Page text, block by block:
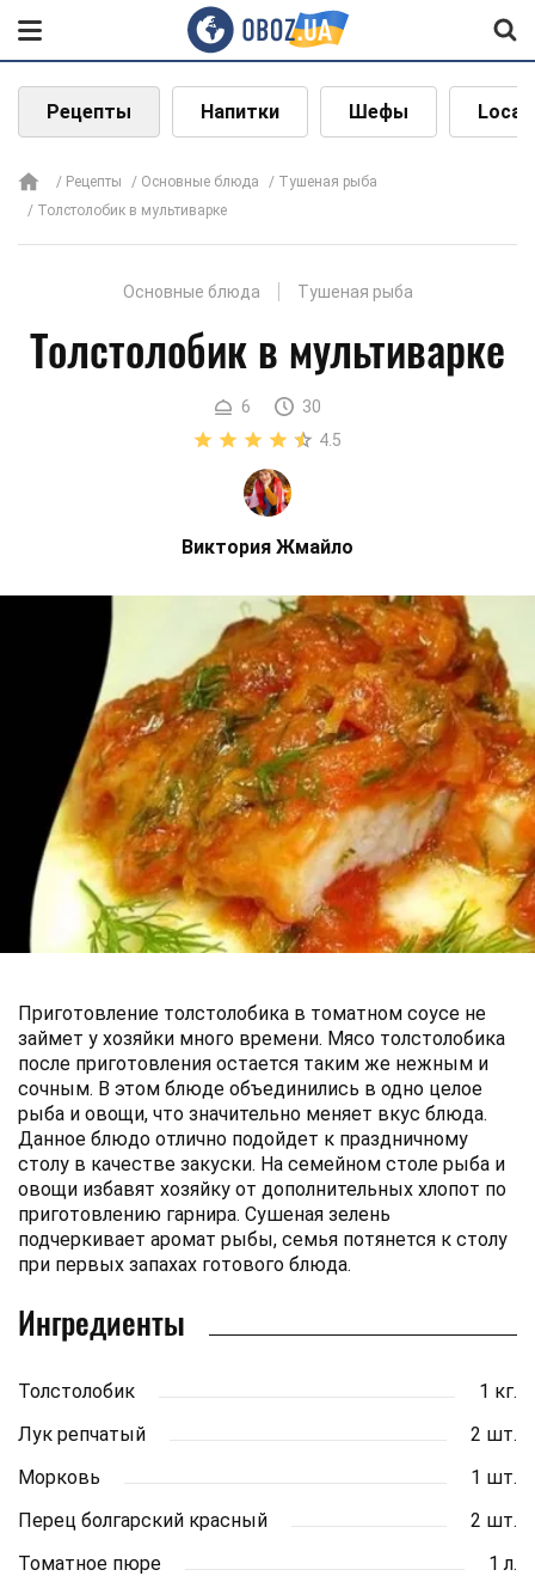
Рецепты Напитки Шефы Local
Рецепты Основные блюда
Тушеная рыба
Толстолобик в мультиварке
Основные блюда Тушеная рыба
Толстолобик в мультиварке
6
30
4.5
Виктория Жмайло
Приготовление толстолобика в томатном соусе не
займет у хозяйки много времени. Мясо толстолобика
после приготовления остается таким же нежным и
сочным. В этом блюде объединились в одно целое
рыба и овощи, что значительно меняет вкус блюда.
Данное блюдо отлично подойдет к праздничному
столу в качестве закуски. На семейном столе рыба и
овощи избавят хозяйку от дополнительных хлопот по
приготовлению гарнира. Сушеная зелень
подчеркивает аромат рыбы, семья потянется к столу
при первых запахах готового блюда.
Ингредиенты
Толстолобик
1 кг.
Лук репчатый
2 шт.
Морковь
1 шт.
Перец болгарский красный
2 шт.
Томатное пюре
1 л.